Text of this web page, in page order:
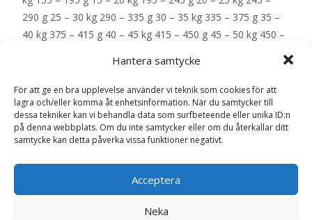
Hantera samtycke
För att ge en bra upplevelse använder vi teknik som cookies för att
lagra och/eller komma åt enhetsinformation. När du samtycker till
dessa tekniker kan vi behandla data som surfbeteende eller unika ID:n
på denna webbplats. Om du inte samtycker eller om du återkallar ditt
samtycke kan detta påverka vissa funktioner negativt.
Acceptera
Neka
290 g 25 – 30 kg 290 – 335 g 30 – 35 kg 335 – 375 g 35 –
40 kg 375 – 415 g 40 – 45 kg 415 – 450 g 45 – 50 kg 450 –
80 kg 630 – 695 g – EAN: 4001967117677
LÄS MERA & KÖP
Artikelnr:9424 Kategorier:Hundmat,Torrfoder Etikett: